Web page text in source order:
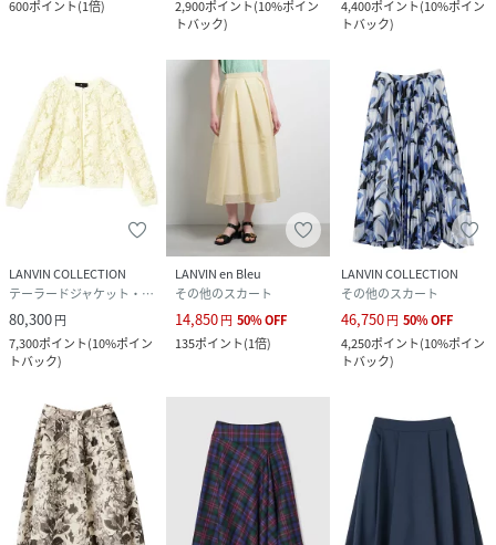
600ポイント(1倍)
2,900ポイント(10%ポイン
トバック)
4,400ポイント(10%ポイン
トバック)
LANVIN COLLECTION
テーラードジャケット・ブレザー
80,300円
7,300ポイント(10%ポイン
トバック)
LANVIN en Bleu
その他のスカート
14,850円 50%OFF
135ポイント(1倍)
LANVIN COLLECTION
その他のスカート
46,750円 50%OFF
4,250ポイント(10%ポイン
トバック)